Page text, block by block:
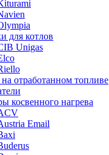
для котлов
Unigas
отработанном топливе
косвенного нагрева
Email